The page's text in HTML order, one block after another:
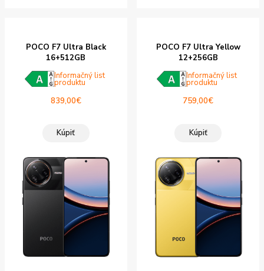
POCO F7 Ultra Black
16+512GB
Informačný list
produktu
839,00€
Kúpiť
POCO F7 Ultra Yellow
12+256GB
Informačný list
produktu
759,00€
Kúpiť